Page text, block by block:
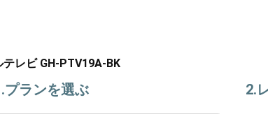
テレビ GH-PTV19A-BK
プランを選ぶ 2.